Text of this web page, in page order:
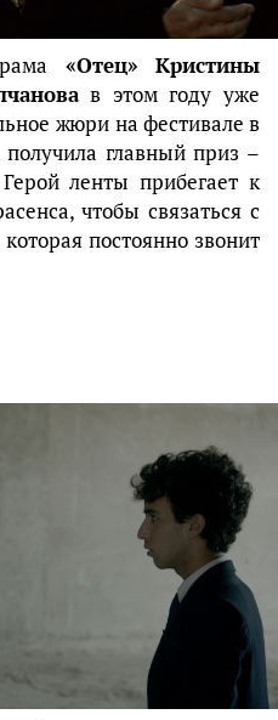
«Отец»
Кристины
в этом году уже
жюри на фестивале в
главный приз –
ленты прибегает к
чтобы связаться с
постоянно звонит